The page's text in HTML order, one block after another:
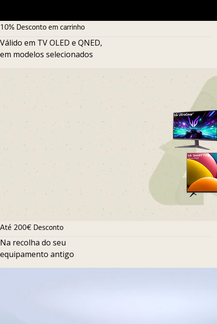
10% Desconto em carrinho
Válido em TV OLED e QNED,
em modelos selecionados
Até 200€ Desconto
Na recolha do seu
equipamento antigo